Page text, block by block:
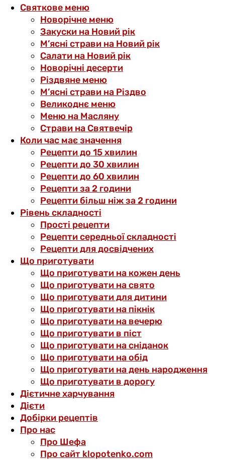
Святкове меню
Новорічне меню
Закуски на Новий рік
М’ясні страви на Новий рік
Салати на Новий рік
Новорічні десерти
Різдвяне меню
М’ясні страви на Різдво
Великоднє меню
Меню на Масляну
Страви на Святвечір
Коли час має значення
Рецепти до 15 хвилин
Рецепти до 30 хвилин
Рецепти до 60 хвилин
Рецепти за 2 години
Рецепти більш ніж за 2 години
Рівень складності
Прості рецепти
Рецепти середньої складності
Рецепти для досвідчених
Що приготувати
Що приготувати на кожен день
Що приготувати на свято
Що приготувати для дитини
Що приготувати на пікнік
Що приготувати на вечерю
Що приготувати в піст
Що приготувати на сніданок
Що приготувати на обід
Що приготувати на день народження
Що приготувати в дорогу
Дієтичне харчування
Дієти
Добірки рецептів
Про нас
Про Шефа
Про сайт klopotenko.com